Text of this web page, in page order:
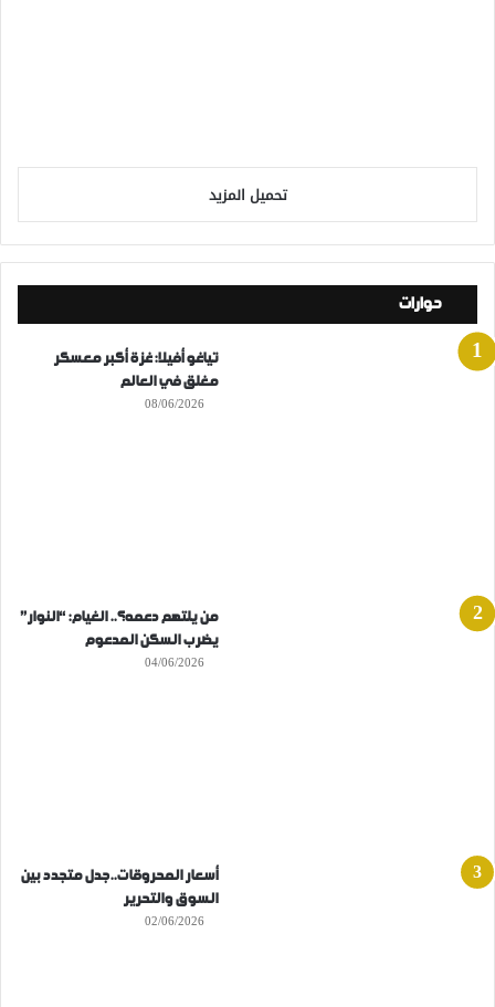
تحميل المزيد
حوارات
تياغو أفيلا: غزة أكبر معسكر
مغلق في العالم
08/06/2026
من يلتهم دعمه؟.. الغيام: “النوار”
يضرب السكن المدعوم
04/06/2026
أسعار المحروقات..جدل متجدد بين
السوق والتحرير
02/06/2026